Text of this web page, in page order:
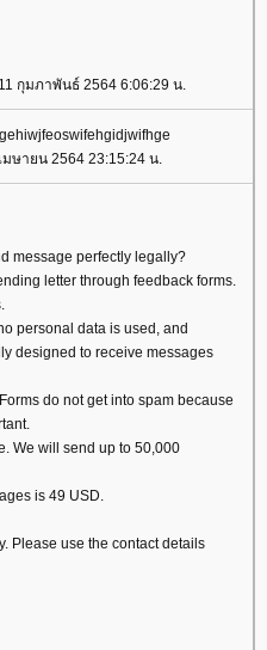
กุมภาพันธ์ 2564 6:06:29 น.
ษายน 2564 23:15:24 น.
message perfectly legally?
letter through feedback forms.
personal data is used, and
designed to receive messages
do not get into spam because
We will send up to 50,000
is 49 USD.
Please use the contact details